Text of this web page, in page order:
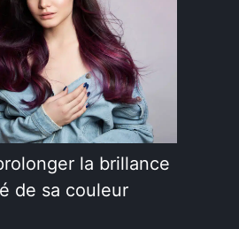
la brillance
de sa couleur